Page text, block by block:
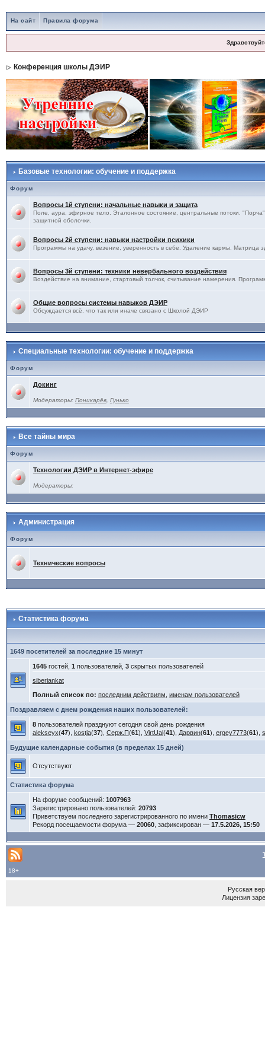
На сайт Правила форума
Конференция школы ДЭИР
Базовые технологии: обучение и поддержка
Форум
Вопросы 1й ступени: начальные навыки и защита
Поле, аура, эфирное тело. Эталонное состояние, центральные потоки.
защитной оболочки.
Вопросы 2й ступени: навыки настройки психики
Программы на удачу, везение, уверенность в себе. Удаление кармы. Матрица
Вопросы 3й ступени: техники невербального воздействия
Воздействие на внимание, стартовый толчок, считывание намерения.
Общие вопросы системы навыков ДЭИР
Обсуждается всё, что так или иначе связано с Школой ДЭИР
Специальные технологии: обучение и поддержка
Форум
Докинг
Модераторы: Поникарёв, Гунько
Все тайны мира
Форум
Технологии ДЭИР в Интернет-эфире
Модераторы:
Администрация
Форум
Технические вопросы
Статистика форума
1649 посетителей за последние 15 минут
1645гостей, 1 пользователей, 3скрытых пользователей
siberiankat
Полный список по: последним действиям именам пользователей
Поздравляем с днем рождения наших пользователей:
8пользователей празднуют сегодня свой день рождения
alekseyx(47), kostja(37), Серж.П(61), VirtUal(41), Дарвин(61), ergey7773(61),
Будущие календарные события (в пределах 15 дней)
Отсутствуют
Статистика форума
На форуме сообщений: 1007963
Зарегистрировано пользователей: 20793
Приветствуем последнего зарегистрированного по имени Thomasicw
Рекорд посещаемости форума — 20060, зафиксирован — 17.5.2026, 15:50
18+
Русская
Лицензия